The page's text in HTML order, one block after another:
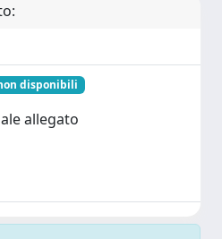
disponibili
allegato